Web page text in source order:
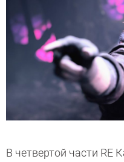
В четвертой части RE